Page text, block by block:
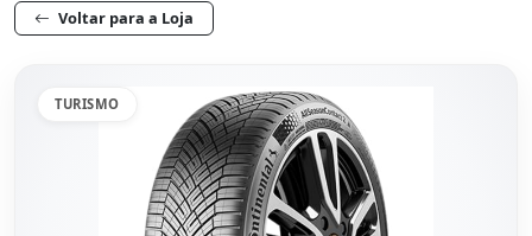
Voltar para a Loja
TURISMO